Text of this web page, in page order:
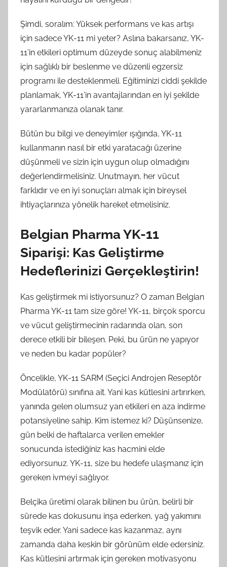
Şimdi, soralım: Yüksek performans ve kas artışı
için sadece YK-11 mi yeter? Aslına bakarsanız, YK-
11’in etkileri optimum düzeyde sonuç alabilmeniz
için sağlıklı bir beslenme ve düzenli egzersiz
programı ile desteklenmeli. Eğitiminizi ciddi şekilde
planlamak, YK-11’in avantajlarından en iyi şekilde
yararlanmanıza olanak tanır.
Bütün bu bilgi ve deneyimler ışığında, YK-11
kullanmanın nasıl bir etki yaratacağı üzerine
düşünmeli ve sizin için uygun olup olmadığını
değerlendirmelisiniz. Unutmayın, her vücut
farklıdır ve en iyi sonuçları almak için bireysel
ihtiyaçlarınıza yönelik hareket etmelisiniz.
Belgian Pharma YK-11
Siparişi: Kas Geliştirme
Hedeflerinizi Gerçekleştirin!
Kas geliştirmek mi istiyorsunuz? O zaman Belgian
Pharma YK-11 tam size göre! YK-11, birçok sporcu
ve vücut geliştirmecinin radarında olan, son
derece etkili bir bileşen. Peki, bu ürün ne yapıyor
ve neden bu kadar popüler?
Öncelikle, YK-11 SARM (Seçici Androjen Reseptör
Modülatörü) sınıfına ait. Yani kas kütlesini artırırken,
yanında gelen olumsuz yan etkileri en aza indirme
potansiyeline sahip. Kim istemez ki? Düşünsenize,
gün belki de haftalarca verilen emekler
sonucunda istediğiniz kas hacmini elde
ediyorsunuz. YK-11, size bu hedefe ulaşmanız için
gereken ivmeyi sağlıyor.
Belçika üretimi olarak bilinen bu ürün, belirli bir
sürede kas dokusunu inşa ederken, yağ yakımını
teşvik eder. Yani sadece kas kazanmaz, aynı
zamanda daha keskin bir görünüm elde edersiniz.
Kas kütlesini artırmak için gereken motivasyonu